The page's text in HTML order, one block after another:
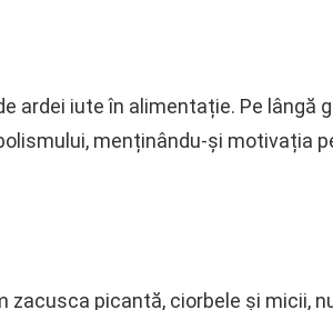
ardei iute în alimentație. Pe lângă
menținându‑și motivația
picantă, ciorbele și micii,